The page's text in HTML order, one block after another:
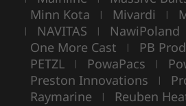
Minn Kota | Mivardi |
| NAVITAS | NawiPoland
One More Cast | PB
PETZL | PowaPacs |
Preston Innovations |
Raymarine | Reuben